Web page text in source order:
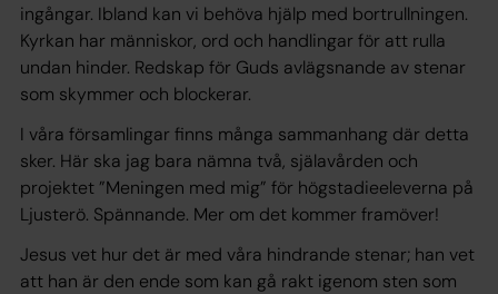
ingångar. Ibland kan vi behöva hjälp med bortrullningen.
Kyrkan har människor, ord och handlingar för att rulla
undan hinder. Redskap för Guds avlägsnande av stenar
som skymmer och blockerar.
I våra församlingar finns många sammanhang där detta
sker. Här ska jag bara nämna två, själavården och
projektet ”Meningen med mig” för högstadieeleverna på
Ljusterö. Spännande. Mer om det kommer framöver!
Jesus vet hur det är med våra hindrande stenar; han vet
att han är den ende som kan gå rakt igenom sten som